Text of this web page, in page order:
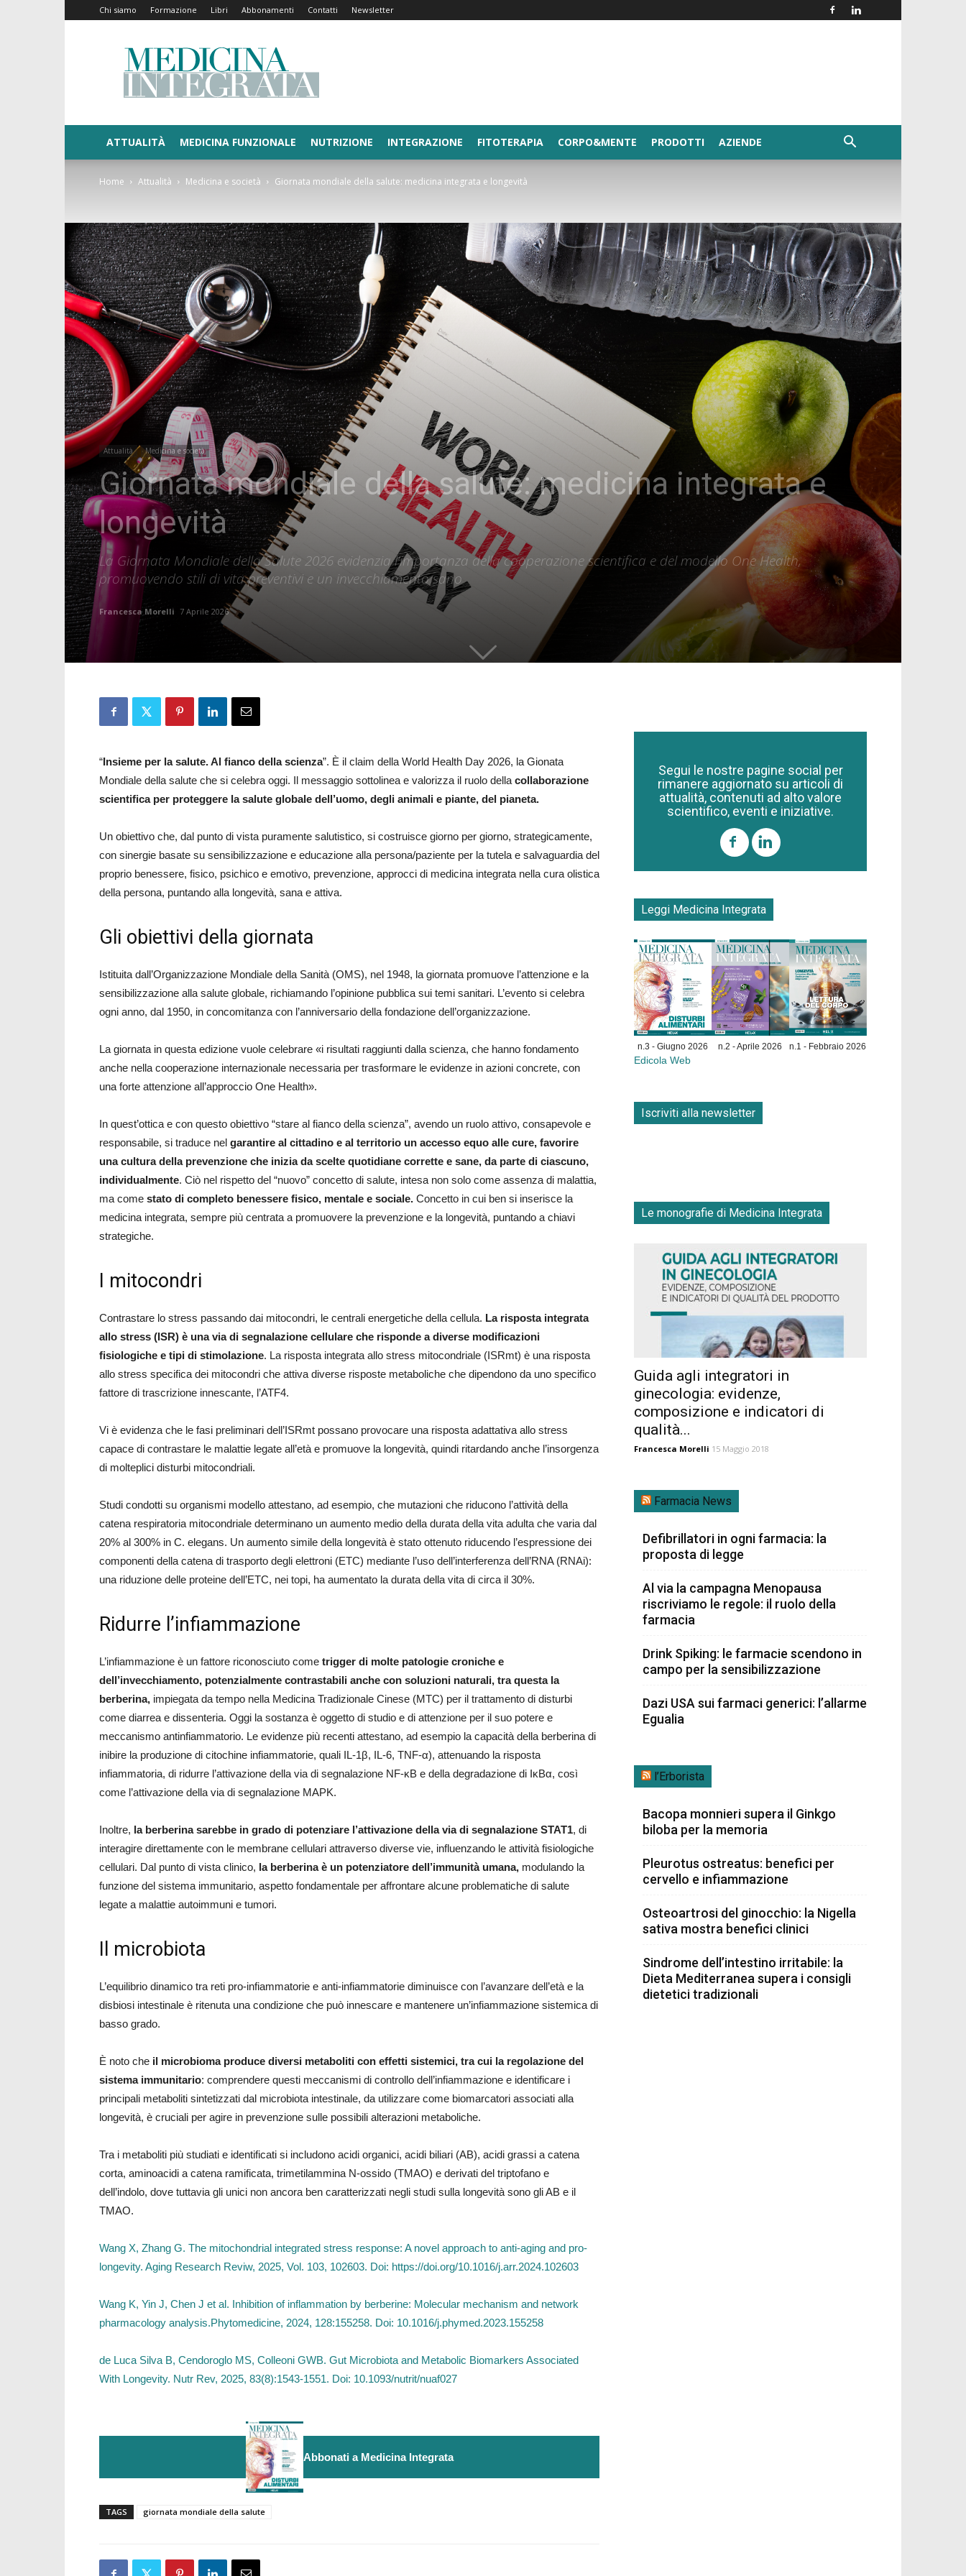
Chi siamo Formazione Libri Abbonamenti Contatti Newsletter
Medicina
Integrata
ATTUALITÀ MEDICINA FUNZIONALE NUTRIZIONE INTEGRAZIONE FITOTERAPIA CORPO&MENTE PRODOTTI AZIENDE
Home Attualità Medicina e società Giornata mondiale della salute: medicina integrata e longevità
Attualità Medicina e società
Giornata mondiale della salute: medicina integrata e
longevità
La Giornata Mondiale della Salute 2026 evidenzia l’importanza della cooperazione scientifica e del modello One Health,
promuovendo stili di vita preventivi e un invecchiamento sano
Francesca Morelli 7 Aprile 2026
“Insieme per la salute. Al fianco della scienza”. È il claim della World Health Day 2026, la Gionata
Mondiale della salute che si celebra oggi. Il messaggio sottolinea e valorizza il ruolo della collaborazione
scientifica per proteggere la salute globale dell’uomo, degli animali e piante, del pianeta.
Un obiettivo che, dal punto di vista puramente salutistico, si costruisce giorno per giorno, strategicamente,
con sinergie basate su sensibilizzazione e educazione alla persona/paziente per la tutela e salvaguardia del
proprio benessere, fisico, psichico e emotivo, prevenzione, approcci di medicina integrata nella cura olistica
della persona, puntando alla longevità, sana e attiva.
Gli obiettivi della giornata
Istituita dall’Organizzazione Mondiale della Sanità (OMS), nel 1948, la giornata promuove l’attenzione e la
sensibilizzazione alla salute globale, richiamando l’opinione pubblica sui temi sanitari. L’evento si celebra
ogni anno, dal 1950, in concomitanza con l’anniversario della fondazione dell’organizzazione.
La giornata in questa edizione vuole celebrare «i risultati raggiunti dalla scienza, che hanno fondamento
anche nella cooperazione internazionale necessaria per trasformare le evidenze in azioni concrete, con
una forte attenzione all’approccio One Health».
In quest’ottica e con questo obiettivo “stare al fianco della scienza”, avendo un ruolo attivo, consapevole e
responsabile, si traduce nel garantire al cittadino e al territorio un accesso equo alle cure, favorire
una cultura della prevenzione che inizia da scelte quotidiane corrette e sane, da parte di ciascuno,
individualmente. Ciò nel rispetto del “nuovo” concetto di salute, intesa non solo come assenza di malattia,
ma come stato di completo benessere fisico, mentale e sociale. Concetto in cui ben si inserisce la
medicina integrata, sempre più centrata a promuovere la prevenzione e la longevità, puntando a chiavi
strategiche.
I mitocondri
Contrastare lo stress passando dai mitocondri, le centrali energetiche della cellula. La risposta integrata
allo stress (ISR) è una via di segnalazione cellulare che risponde a diverse modificazioni
fisiologiche e tipi di stimolazione. La risposta integrata allo stress mitocondriale (ISRmt) è una risposta
allo stress specifica dei mitocondri che attiva diverse risposte metaboliche che dipendono da uno specifico
fattore di trascrizione innescante, l’ATF4.
Vi è evidenza che le fasi preliminari dell’ISRmt possano provocare una risposta adattativa allo stress
capace di contrastare le malattie legate all’età e promuove la longevità, quindi ritardando anche l’insorgenza
di molteplici disturbi mitocondriali.
Studi condotti su organismi modello attestano, ad esempio, che mutazioni che riducono l’attività della
catena respiratoria mitocondriale determinano un aumento medio della durata della vita adulta che varia dal
20% al 300% in C. elegans. Un aumento simile della longevità è stato ottenuto riducendo l’espressione dei
componenti della catena di trasporto degli elettroni (ETC) mediante l’uso dell’interferenza dell’RNA (RNAi):
una riduzione delle proteine dell’ETC, nei topi, ha aumentato la durata della vita di circa il 30%.
Ridurre l’infiammazione
L’infiammazione è un fattore riconosciuto come trigger di molte patologie croniche e
dell’invecchiamento, potenzialmente contrastabili anche con soluzioni naturali, tra questa la
berberina, impiegata da tempo nella Medicina Tradizionale Cinese (MTC) per il trattamento di disturbi
come diarrea e dissenteria. Oggi la sostanza è oggetto di studio e di attenzione per il suo potere e
meccanismo antinfiammatorio. Le evidenze più recenti attestano, ad esempio la capacità della berberina di
inibire la produzione di citochine infiammatorie, quali IL-1β, IL-6, TNF-α), attenuando la risposta
infiammatoria, di ridurre l’attivazione della via di segnalazione NF-κB e della degradazione di IκBα, così
come l’attivazione della via di segnalazione MAPK.
Inoltre, la berberina sarebbe in grado di potenziare l’attivazione della via di segnalazione STAT1, di
interagire direttamente con le membrane cellulari attraverso diverse vie, influenzando le attività fisiologiche
cellulari. Dal punto di vista clinico, la berberina è un potenziatore dell’immunità umana, modulando la
funzione del sistema immunitario, aspetto fondamentale per affrontare alcune problematiche di salute
legate a malattie autoimmuni e tumori.
Il microbiota
L’equilibrio dinamico tra reti pro-infiammatorie e anti-infiammatorie diminuisce con l’avanzare dell’età e la
disbiosi intestinale è ritenuta una condizione che può innescare e mantenere un’infiammazione sistemica di
basso grado.
È noto che il microbioma produce diversi metaboliti con effetti sistemici, tra cui la regolazione del
sistema immunitario: comprendere questi meccanismi di controllo dell’infiammazione e identificare i
principali metaboliti sintetizzati dal microbiota intestinale, da utilizzare come biomarcatori associati alla
longevità, è cruciali per agire in prevenzione sulle possibili alterazioni metaboliche.
Tra i metaboliti più studiati e identificati si includono acidi organici, acidi biliari (AB), acidi grassi a catena
corta, aminoacidi a catena ramificata, trimetilammina N-ossido (TMAO) e derivati del triptofano e
dell’indolo, dove tuttavia gli unici non ancora ben caratterizzati negli studi sulla longevità sono gli AB e il
TMAO.
Wang X, Zhang G. The mitochondrial integrated stress response: A novel approach to anti-aging and pro-
longevity. Aging Research Reviw, 2025, Vol. 103, 102603. Doi: https://doi.org/10.1016/j.arr.2024.102603
Wang K, Yin J, Chen J et al. Inhibition of inflammation by berberine: Molecular mechanism and network
pharmacology analysis.Phytomedicine, 2024, 128:155258. Doi: 10.1016/j.phymed.2023.155258
de Luca Silva B, Cendoroglo MS, Colleoni GWB. Gut Microbiota and Metabolic Biomarkers Associated
With Longevity. Nutr Rev, 2025, 83(8):1543-1551. Doi: 10.1093/nutrit/nuaf027
Abbonati a Medicina Integrata
TAGS giornata mondiale della salute
Segui le nostre pagine social per
rimanere aggiornato su articoli di
attualità, contenuti ad alto valore
scientifico, eventi e iniziative.
Leggi Medicina Integrata
n.3 - Giugno 2026 n.2 - Aprile 2026 n.1 - Febbraio 2026
Edicola Web
Iscriviti alla newsletter
Le monografie di Medicina Integrata
Guida agli integratori in
ginecologia: evidenze,
composizione e indicatori di
qualità...
Francesca Morelli 15 Maggio 2018
Farmacia News
Defibrillatori in ogni farmacia: la
proposta di legge
Al via la campagna Menopausa
riscriviamo le regole: il ruolo della
farmacia
Drink Spiking: le farmacie scendono in
campo per la sensibilizzazione
Dazi USA sui farmaci generici: l’allarme
Egualia
l’Erborista
Bacopa monnieri supera il Ginkgo
biloba per la memoria
Pleurotus ostreatus: benefici per
cervello e infiammazione
Osteoartrosi del ginocchio: la Nigella
sativa mostra benefici clinici
Sindrome dell’intestino irritabile: la
Dieta Mediterranea supera i consigli
dietetici tradizionali